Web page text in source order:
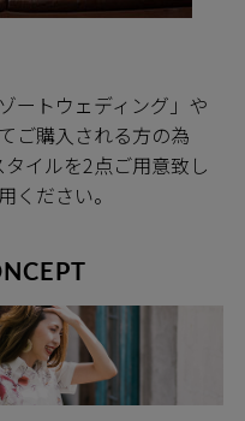
ートウェディング」や
ご購入される方の為
イルを2点ご用意致し
ください。